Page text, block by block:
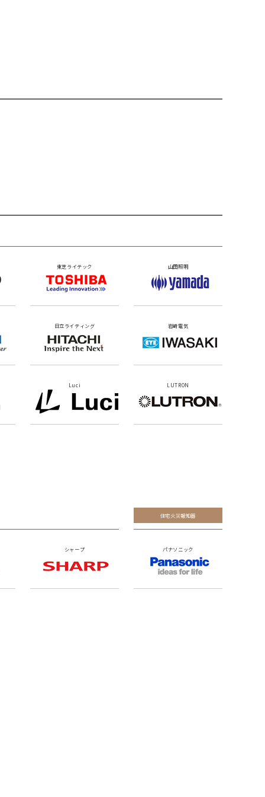
東芝ライテック 山田照明
日立ライティング 岩崎電気
Luci LUTRON
住宅火災報知器
シャープ パナソニック